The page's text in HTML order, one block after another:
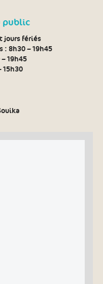
public
jours fériés
: 8h30 – 19h45
19h45
15h30